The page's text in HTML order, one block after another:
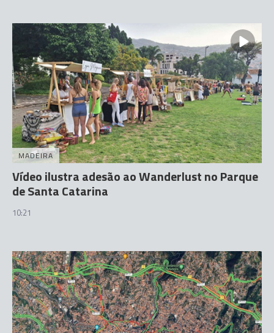
MADEIRA
Vídeo ilustra adesão ao Wanderlust no Parque
de Santa Catarina
10:21